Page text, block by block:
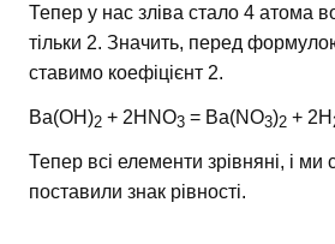
Тепер у нас зліва стало 4 атома
тільки 2. Значить, перед
ставимо коефіцієнт 2.
Ba(OH)2 + 2HNO3 = Ba(NO3)2 + 2H
Тепер всі елементи зрівняні, і
поставили знак рівності.